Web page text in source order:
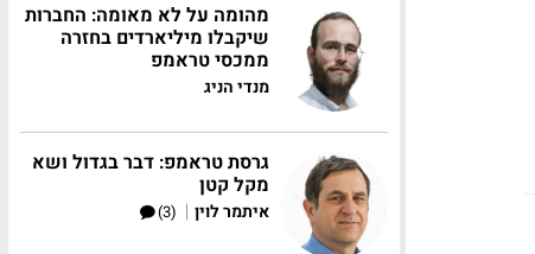
מהומה על לא מאומה: החברות
שיקבלו מיליארדים בחזרה
ממכסי טראמפ
מנדי הניג
גרסת טראמפ: דבר בגדול ושא
מקל קטן
איתמר לוין |
(3)